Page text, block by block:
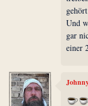
Und
gar
einer